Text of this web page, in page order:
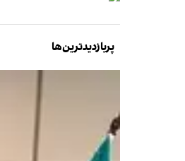
پربازدیدترین‌ها